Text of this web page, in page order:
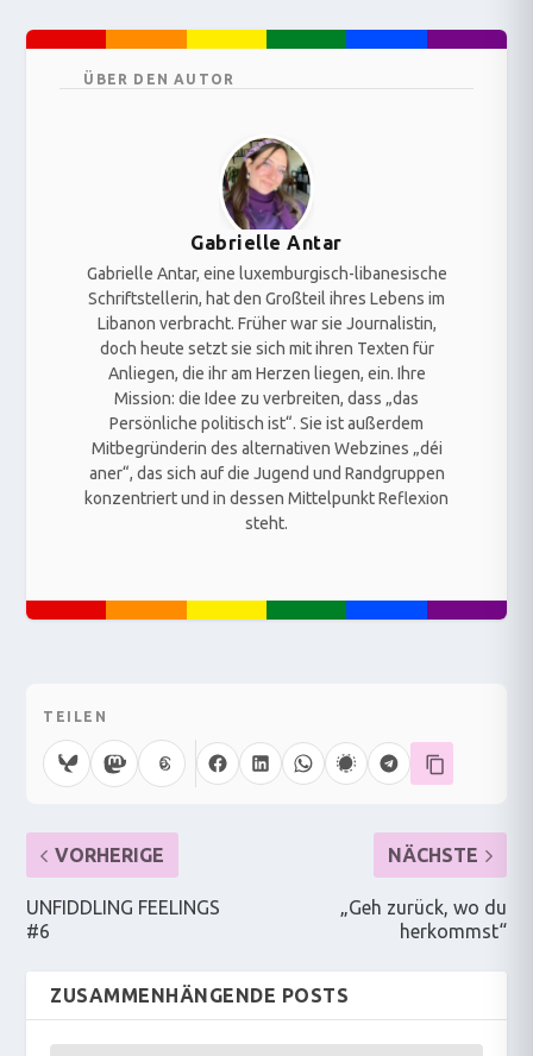
ÜBER DEN AUTOR
Gabrielle Antar
Gabrielle Antar, eine luxemburgisch-libanesische
Schriftstellerin, hat den Großteil ihres Lebens im
Libanon verbracht. Früher war sie Journalistin,
doch heute setzt sie sich mit ihren Texten für
Anliegen, die ihr am Herzen liegen, ein. Ihre
Mission: die Idee zu verbreiten, dass „das
Persönliche politisch ist“. Sie ist außerdem
Mitbegründerin des alternativen Webzines „déi
aner“, das sich auf die Jugend und Randgruppen
konzentriert und in dessen Mittelpunkt Reflexion
steht.
TEILEN
VORHERIGE
UNFIDDLING FEELINGS
#6
NÄCHSTE
„Geh zurück, wo du
herkommst“
ZUSAMMENHÄNGENDE POSTS